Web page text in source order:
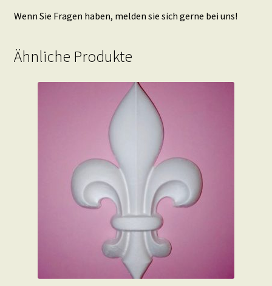
Wenn Sie Fragen haben, melden sie sich gerne bei uns!
Ähnliche Produkte